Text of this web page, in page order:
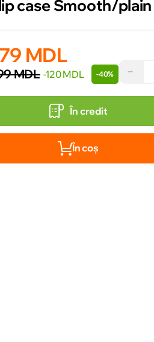
case Smooth/
MDL
MDL -120 MDL -40% −
În credit
În coș